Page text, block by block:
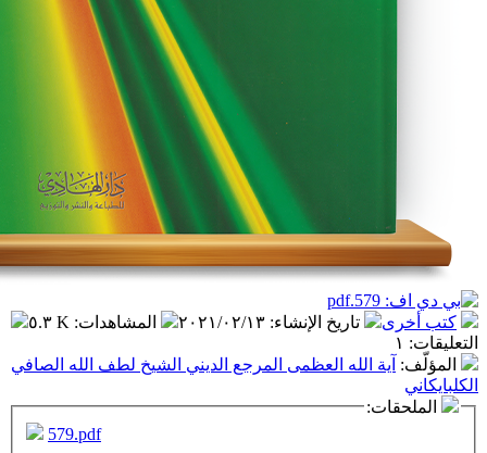
تاريخ الإنشاء:٢٠٢١/٠٢/١٣ المشاهدات:٥.٣ K
الله العظمى المرجع الديني الشيخ لطف الله الصافي